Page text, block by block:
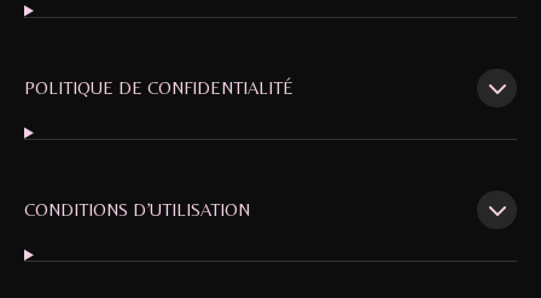
POLITIQUE DE CONFIDENTIALITÉ
CONDITIONS D’UTILISATION